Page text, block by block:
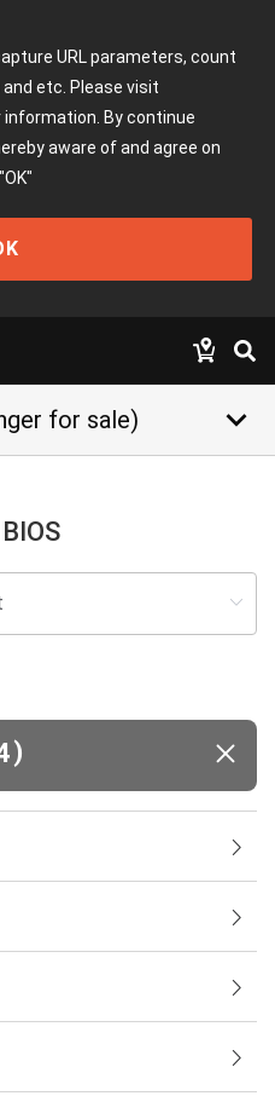
URL parameters, count
etc. Please visit
By continue
aware of and agree on
"OK"
for sale) keyboard_arrow_down
)